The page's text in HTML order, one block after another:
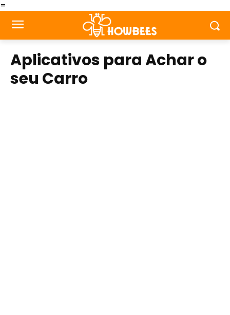
=
Aplicativos para Achar o
seu Carro